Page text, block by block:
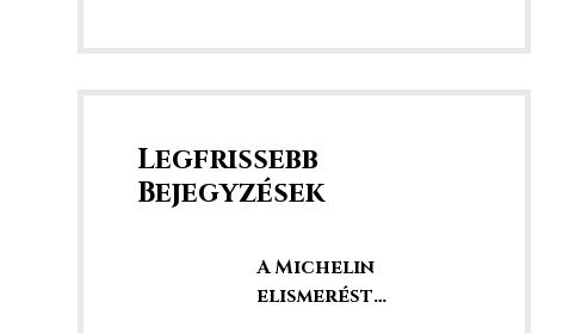
Legfrissebb
Bejegyzések
A Michelin
elismerést